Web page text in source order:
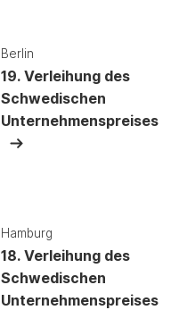
Berlin
19. Verleihung des
Schwedischen
Unternehmenspreises
Hamburg
18. Verleihung des
Schwedischen
Unternehmenspreises